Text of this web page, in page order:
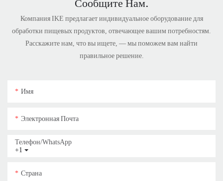
Сообщите Нам.
Компания IKE предлагает индивидуальное оборудование для
обработки пищевых продуктов, отвечающее вашим потребностям.
Расскажите нам, что вы ищете, — мы поможем вам найти
правильное решение.
Имя
Электронная Почта
+1
Телефон/WhatsApp
Страна